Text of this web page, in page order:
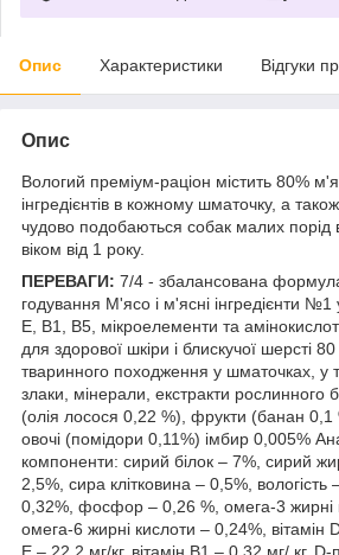
Опис Характеристики Відгуки
Опис
Вологий преміум-раціон містить 80%
інгредієнтів в кожному шматочку, а
чудово подобаються собак малих порід
віком від 1 року.
ПЕРЕВАГИ: 7/4 - збалансована
годування М'ясо і м'ясні інгредієнти №1
E, B1, B5, мікроелементи та
для здорової шкіри і блискучої шерсті
тваринного походження у шматочках, у
злаки, мінерали, екстракти рослинного
(олія лосося 0,22 %), фрукти (банан 0,1
овочі (помідори 0,11%) імбир 0,005%
компоненти: сирий білок – 7%, сирий
2,5%, сира клітковина – 0,5%, вологість
0,32%, фосфор – 0,26 %, омега-3 жирні
омега-6 жирні кислоти – 0,24%, вітамін
Е – 22,2 мг/кг, вітамін В1 – 0,32 мг/ кг,